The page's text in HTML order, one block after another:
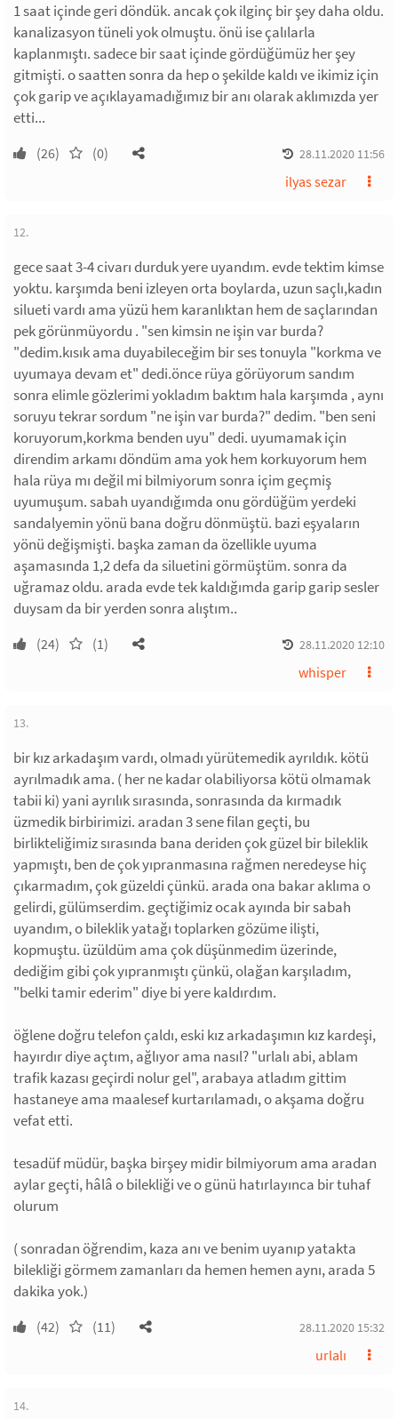
1 saat içinde geri döndük. ancak çok ilginç bir şey daha oldu.
kanalizasyon tüneli yok olmuştu. önü ise çalılarla
kaplanmıştı. sadece bir saat içinde gördüğümüz her şey
gitmişti. o saatten sonra da hep o şekilde kaldı ve ikimiz için
çok garip ve açıklayamadığımız bir anı olarak aklımızda yer
etti...
(26) (0) 28.11.2020 11:56
ilyas sezar
12.
gece saat 3-4 civarı durduk yere uyandım. evde tektim kimse
yoktu. karşımda beni izleyen orta boylarda, uzun saçlı,kadın
silueti vardı ama yüzü hem karanlıktan hem de saçlarından
pek görünmüyordu . "sen kimsin ne işin var burda?
"dedim.kısık ama duyabileceğim bir ses tonuyla "korkma ve
uyumaya devam et" dedi.önce rüya görüyorum sandım
sonra elimle gözlerimi yokladım baktım hala karşımda , aynı
soruyu tekrar sordum "ne işin var burda?" dedim. "ben seni
koruyorum,korkma benden uyu" dedi. uyumamak için
direndim arkamı döndüm ama yok hem korkuyorum hem
hala rüya mı değil mi bilmiyorum sonra içim geçmiş
uyumuşum. sabah uyandığımda onu gördüğüm yerdeki
sandalyemin yönü bana doğru dönmüştü. bazi eşyaların
yönü değişmişti. başka zaman da özellikle uyuma
aşamasında 1,2 defa da siluetini görmüştüm. sonra da
uğramaz oldu. arada evde tek kaldığımda garip garip sesler
duysam da bir yerden sonra alıştım..
(24) (1) 28.11.2020 12:10
whisper
13.
bir kız arkadaşım vardı, olmadı yürütemedik ayrıldık. kötü
ayrılmadık ama. ( her ne kadar olabiliyorsa kötü olmamak
tabii ki) yani ayrılık sırasında, sonrasında da kırmadık
üzmedik birbirimizi. aradan 3 sene filan geçti, bu
birlikteliğimiz sırasında bana deriden çok güzel bir bileklik
yapmıştı, ben de çok yıpranmasına rağmen neredeyse hiç
çıkarmadım, çok güzeldi çünkü. arada ona bakar aklıma o
gelirdi, gülümserdim. geçtiğimiz ocak ayında bir sabah
uyandım, o bileklik yatağı toplarken gözüme ilişti,
kopmuştu. üzüldüm ama çok düşünmedim üzerinde,
dediğim gibi çok yıpranmıştı çünkü, olağan karşıladım,
"belki tamir ederim" diye bi yere kaldırdım.
öğlene doğru telefon çaldı, eski kız arkadaşımın kız kardeşi,
hayırdır diye açtım, ağlıyor ama nasıl? "urlalı abi, ablam
trafik kazası geçirdi nolur gel", arabaya atladım gittim
hastaneye ama maalesef kurtarılamadı, o akşama doğru
vefat etti.
tesadüf müdür, başka birşey midir bilmiyorum ama aradan
aylar geçti, hâlâ o bilekliği ve o günü hatırlayınca bir tuhaf
olurum
( sonradan öğrendim, kaza anı ve benim uyanıp yatakta
bilekliği görmem zamanları da hemen hemen aynı, arada 5
dakika yok.)
(42) (11) 28.11.2020 15:32
urlalı
14.